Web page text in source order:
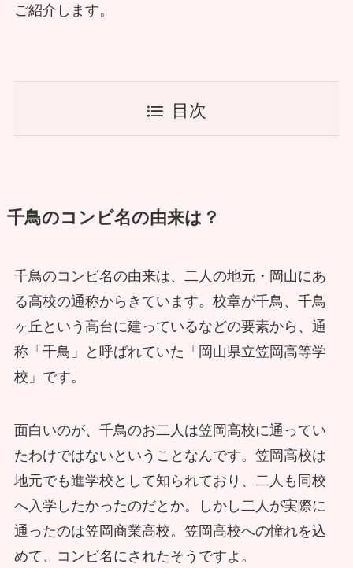
ご紹介します。
目次
千鳥のコンビ名の由来は？
千鳥のコンビ名の由来は、二人の地元・岡山にあ
る高校の通称からきています。校章が千鳥、千鳥
ヶ丘という高台に建っているなどの要素から、通
称「千鳥」と呼ばれていた「岡山県立笠岡高等学
校」です。
面白いのが、千鳥のお二人は笠岡高校に通ってい
たわけではないということなんです。笠岡高校は
地元でも進学校として知られており、二人も同校
へ入学したかったのだとか。しかし二人が実際に
通ったのは笠岡商業高校。笠岡高校への憧れを込
めて、コンビ名にされたそうですよ。